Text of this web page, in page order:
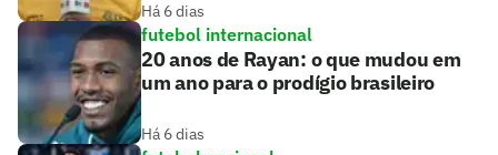
Há 6 dias
futebol internacional
20 anos de Rayan: o que mudou em
um ano para o prodígio brasileiro
Há 6 dias